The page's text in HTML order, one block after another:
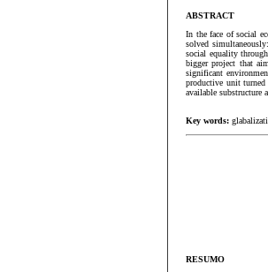
ABSTRACT
In the face of social
solved
social equality
bigger project that
significant
productive unit turned
available substructure
Key words:
RESUMO